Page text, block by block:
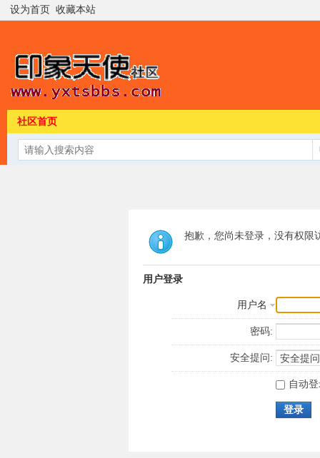
设为首页 收藏本站
社区首页
抱歉，您尚未登录，没有权限
用户登录
用户名
密码:
安全提问:
自动
登录